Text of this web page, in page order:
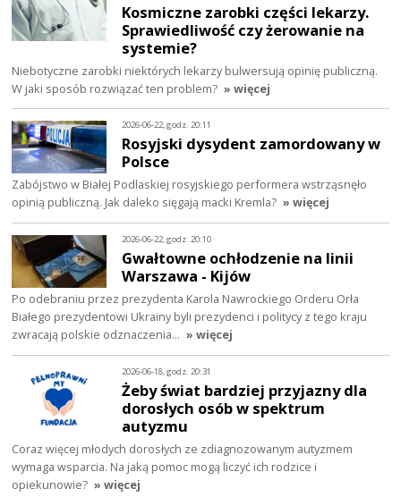
Kosmiczne zarobki części lekarzy.
Sprawiedliwość czy żerowanie na
systemie?
Niebotyczne zarobki niektórych lekarzy bulwersują opinię publiczną.
W jaki sposób rozwiązać ten problem? » więcej
2026-06-22, godz. 20:11
Rosyjski dysydent zamordowany w
Polsce
Zabójstwo w Białej Podlaskiej rosyjskiego performera wstrząsnęło
opinią publiczną. Jak daleko sięgają macki Kremla? » więcej
2026-06-22, godz. 20:10
Gwałtowne ochłodzenie na linii
Warszawa - Kijów
Po odebraniu przez prezydenta Karola Nawrockiego Orderu Orła
Białego prezydentowi Ukrainy byli prezydenci i politycy z tego kraju
zwracają polskie odznaczenia… » więcej
2026-06-18, godz. 20:31
Żeby świat bardziej przyjazny dla
dorosłych osób w spektrum
autyzmu
Coraz więcej młodych dorosłych ze zdiagnozowanym autyzmem
wymaga wsparcia. Na jaką pomoc mogą liczyć ich rodzice i
opiekunowie? » więcej